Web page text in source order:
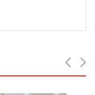
cường độ cao.
việc, học tập..
next